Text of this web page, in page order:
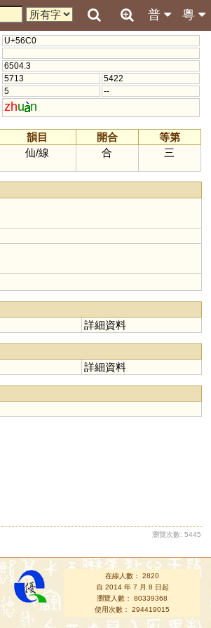
粵
普
U+56C0
6504.3
5713
5422
5
--
zhu n
韻目 開合
等第
仙/線 合 三
詳細資料
詳細資料
瀏覽次數: 5445
在線人數： 2820
自 2014 年 7 月 8 日起
瀏覽人數： 80339368
使用次數： 294419015